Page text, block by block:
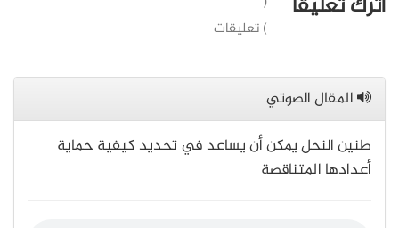
) تعليقات
المقال الصوتي
طنين النحل يمكن أن يساعد في تحديد كيفية حماية
أعدادها المتناقصة